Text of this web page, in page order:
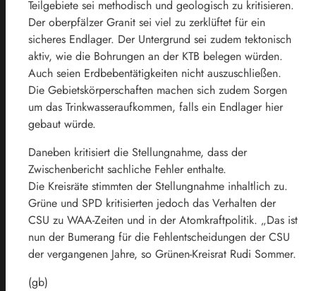
Teilgebiete sei methodisch und geologisch zu kritisieren.
Der oberpfälzer Granit sei viel zu zerklüftet für ein
sicheres Endlager. Der Untergrund sei zudem tektonisch
aktiv, wie die Bohrungen an der KTB belegen würden.
Auch seien Erdbebentätigkeiten nicht auszuschließen.
Die Gebietskörperschaften machen sich zudem Sorgen
um das Trinkwasseraufkommen, falls ein Endlager hier
gebaut würde.
Daneben kritisiert die Stellungnahme, dass der
Zwischenbericht sachliche Fehler enthalte.
Die Kreisräte stimmten der Stellungnahme inhaltlich zu.
Grüne und SPD kritisierten jedoch das Verhalten der
CSU zu WAA-Zeiten und in der Atomkraftpolitik. „Das ist
nun der Bumerang für die Fehlentscheidungen der CSU
der vergangenen Jahre, so Grünen-Kreisrat Rudi Sommer.
(gb)